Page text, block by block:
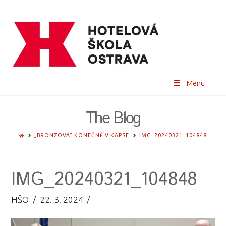
Menu
The Blog
HOME„BRONZOVÁ“ KONEČNĚ V KAPSE IMG_20240321_104848
IMG_20240321_104848
HŠO 22. 3. 2024